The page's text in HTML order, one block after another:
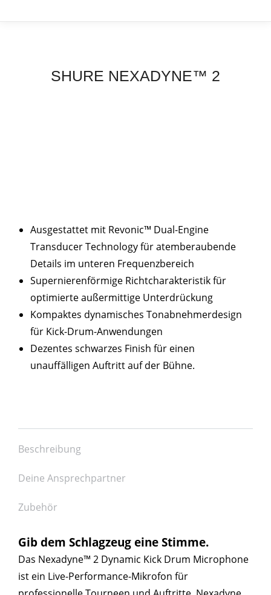
SHURE NEXADYNE™ 2
Ausgestattet mit Revonic™ Dual-Engine
Transducer Technology für atemberaubende
Details im unteren Frequenzbereich
Supernierenförmige Richtcharakteristik für
optimierte außermittige Unterdrückung
Kompaktes dynamisches Tonabnehmerdesign
für Kick-Drum-Anwendungen
Dezentes schwarzes Finish für einen
unauffälligen Auftritt auf der Bühne.
Beschreibung
Deine Ansprechpartner
Zubehör
Gib dem Schlagzeug eine Stimme.
Das Nexadyne™ 2 Dynamic Kick Drum Microphone
ist ein Live-Performance-Mikrofon für